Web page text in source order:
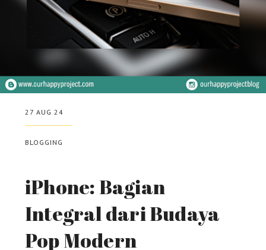
27 AUG 24
BLOGGING
iPhone: Bagian
Integral dari Budaya
Pop Modern